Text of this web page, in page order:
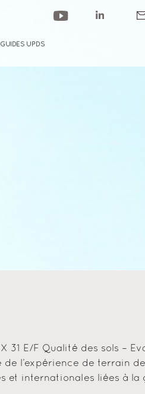
GUIDES UPDS
31 E/F Qualité des sols –
l’expérience de terrain de
et internationales liées à la